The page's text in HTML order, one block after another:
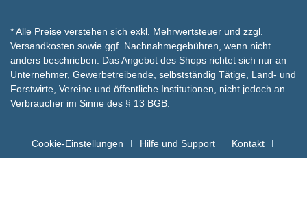
* Alle Preise verstehen sich exkl. Mehrwertsteuer und zzgl.
Versandkosten sowie ggf. Nachnahmegebühren, wenn nicht
anders beschrieben. Das Angebot des Shops richtet sich nur an
Unternehmer, Gewerbetreibende, selbstständig Tätige, Land- und
Forstwirte, Vereine und öffentliche Institutionen, nicht jedoch an
Verbraucher im Sinne des § 13 BGB.
Cookie-Einstellungen Hilfe und Support Kontakt